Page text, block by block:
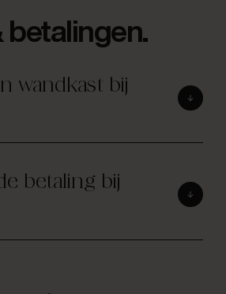
betalingen.
wandkast bij
betaling bij